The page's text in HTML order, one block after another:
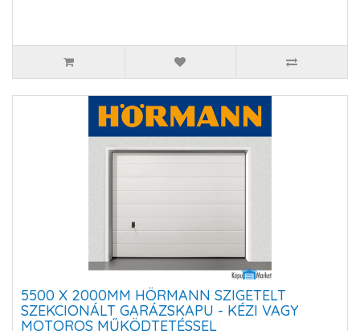
5500 X 2000MM HÖRMANN SZIGETELT
SZEKCIONÁLT GARÁZSKAPU - KÉZI VAGY
MOTOROS MŰKÖDTETÉSSEL